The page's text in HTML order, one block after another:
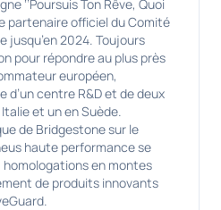
‘’Poursuis Ton Rêve, Quoi
partenaire officiel du Comité
jusqu’en 2024. Toujours
pour répondre au plus près
européen,
d’un centre R&D et de deux
et un en Suède.
de Bridgestone sur le
haute performance se
en montes
de produits innovants